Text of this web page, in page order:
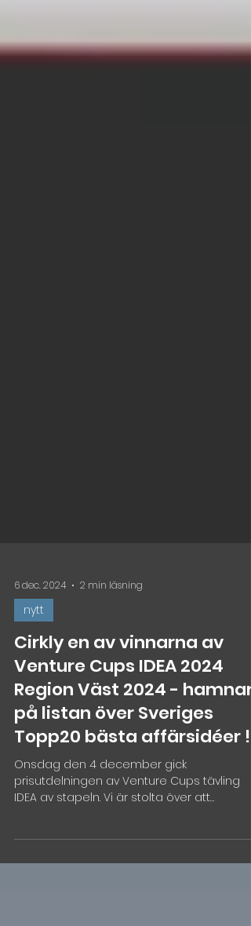
6 dec. 2024 2 min läsning
nytt
Cirkly en av vinnarna av
Venture Cups IDEA 2024
Region Väst 2024 - hamnar
på listan över Sveriges
Topp20 bästa affärsidéer !
Founders Loft startupen Cirkly,...